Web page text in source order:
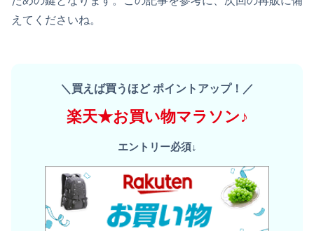
えてくださいね。
＼買えば買うほど ポイントアップ！／
楽天★お買い物マラソン♪
エントリー必須↓